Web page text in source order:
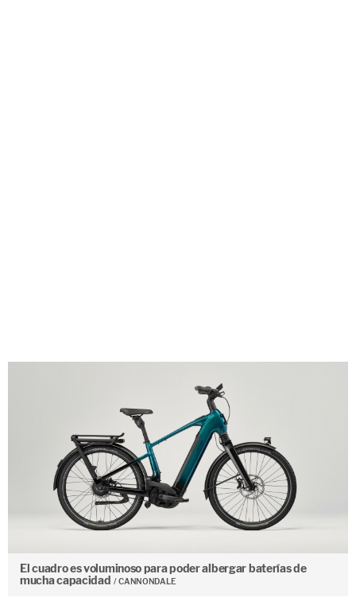
El cuadro es voluminoso para poder albergar baterías de
mucha capacidad
CANNONDALE